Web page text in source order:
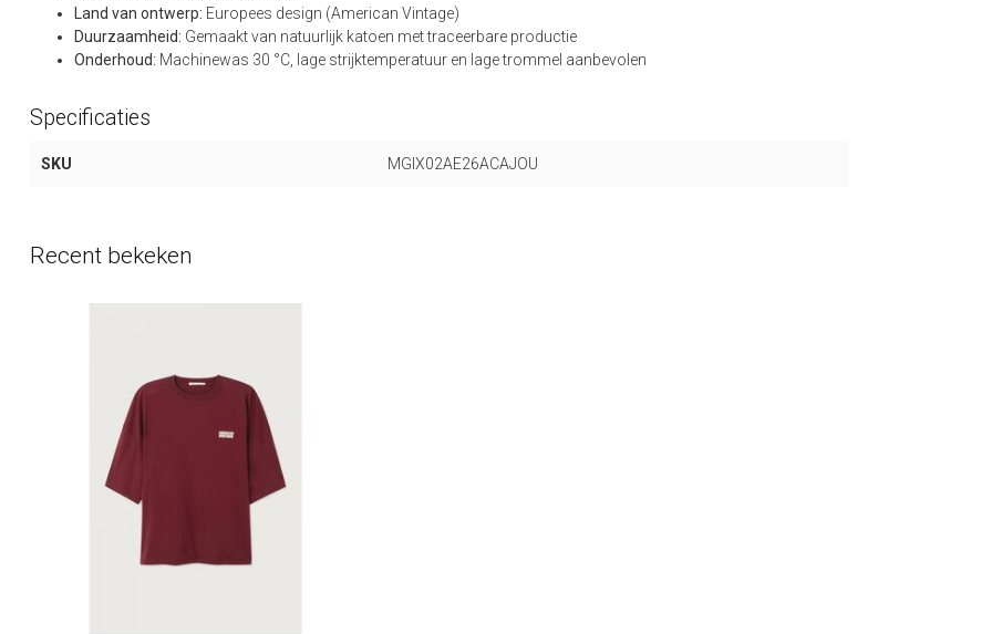
Land van ontwerp: Europees design (American Vintage)
Duurzaamheid: Gemaakt van natuurlijk katoen met traceerbare productie
Onderhoud: Machinewas 30 °C, lage strijktemperatuur en lage trommel aanbevolen
Specificaties
SKU MGIX02AE26ACAJOU
Recent bekeken